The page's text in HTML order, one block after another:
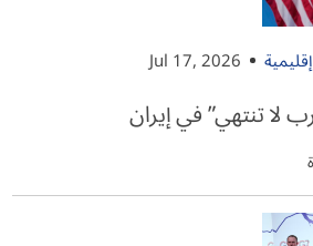
Jul 17, 2026
لا تنتهي” في إيران